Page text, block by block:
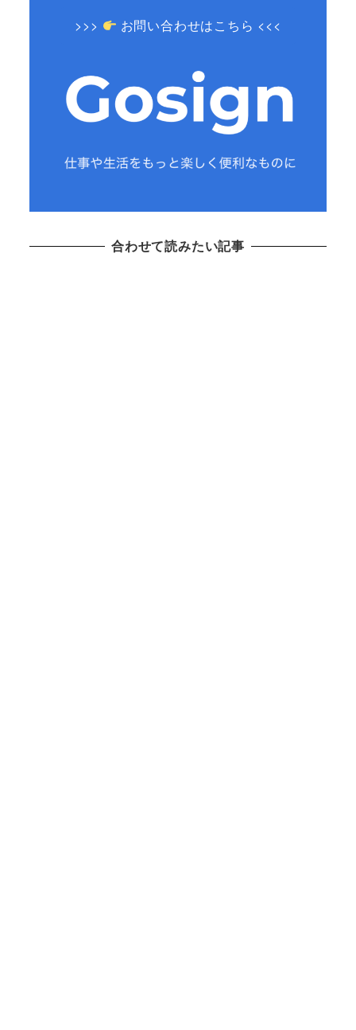
>>> お問い合わせはこちら <<<
合わせて読みたい記事